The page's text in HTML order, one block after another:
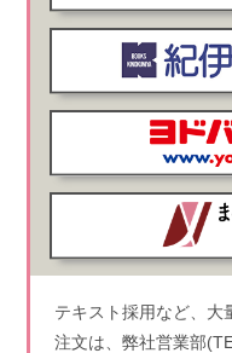
テキスト採用など、大
注文は、弊社営業部